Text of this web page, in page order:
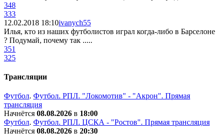
348
333
12.02.2018 18:10ivanych55
Илья, кто из наших футболистов играл когда-либо в Барселоне
? Подумай, почему так .....
351
325
Трансляции
Футбол. Футбол. РПЛ. "Локомотив" - "Акрон". Прямая
трансляция
Начнётся 08.08.2026 в 18:00
Футбол. Футбол. РПЛ. ЦСКА - "Ростов". Прямая трансляция
Начнётся 08.08.2026 в 20:30